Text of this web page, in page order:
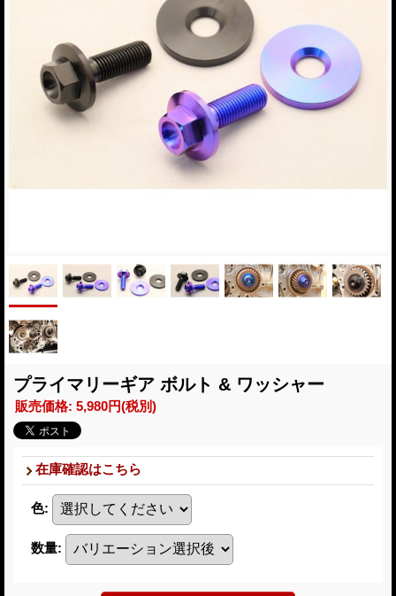
プライマリーギア ボルト & ワッシャー
販売価格: 5,980円(税別)
在庫確認はこちら
色:
数量: